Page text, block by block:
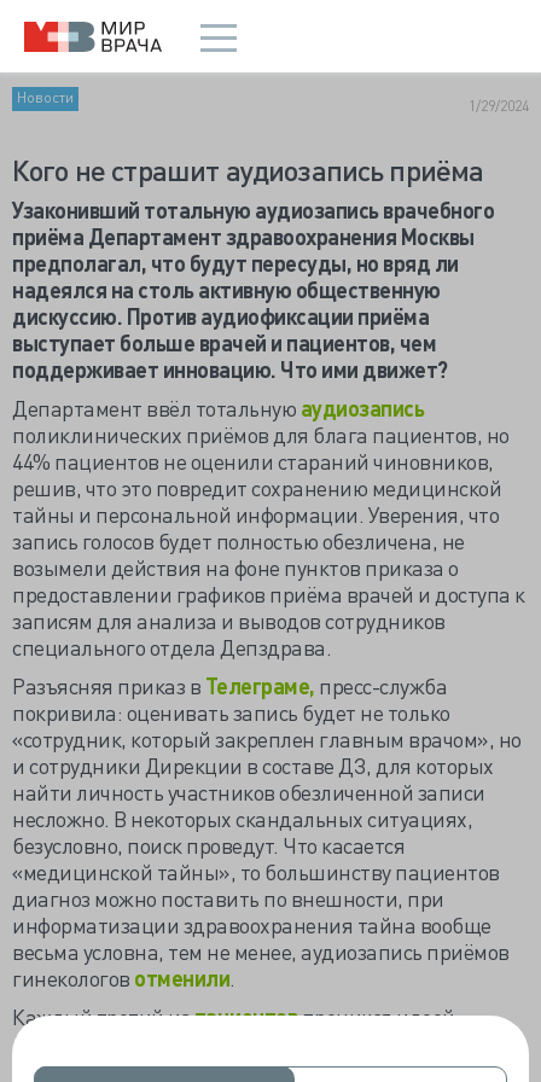
Новости 1/29/2024
Кого не страшит аудиозапись приёма
Узаконивший тотальную аудиозапись врачебного
приёма Департамент здравоохранения Москвы
предполагал, что будут пересуды, но вряд ли
надеялся на столь активную общественную
дискуссию. Против аудиофиксации приёма
выступает больше врачей и пациентов, чем
поддерживает инновацию. Что ими движет?
Департамент ввёл тотальную аудиозапись
поликлинических приёмов для блага пациентов, но
44% пациентов не оценили стараний чиновников,
решив, что это повредит сохранению медицинской
тайны и персональной информации. Уверения, что
запись голосов будет полностью обезличена, не
возымели действия на фоне пунктов приказа о
предоставлении графиков приёма врачей и доступа к
записям для анализа и выводов сотрудников
специального отдела Депздрава.
Разъясняя приказ в Телеграме, пресс-служба
покривила: оценивать запись будет не только
«сотрудник, который закреплен главным врачом», но
и сотрудники Дирекции в составе ДЗ, для которых
найти личность участников обезличенной записи
несложно. В некоторых скандальных ситуациях,
безусловно, поиск проведут. Что касается
«медицинской тайны», то большинству пациентов
диагноз можно поставить по внешности, при
информатизации здравоохранения тайна вообще
весьма условна, тем не менее, аудиозапись приёмов
гинекологов отменили
Каждый третий изпациентовпроникся идеей
Депздрава: «Давно пора, так как многие врачи ведут
себя непрофессионально, не могут